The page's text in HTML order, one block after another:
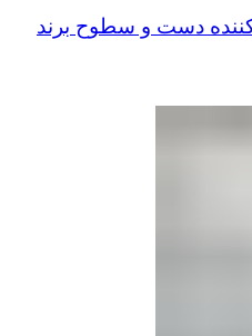
کننده دست و سطوح برند